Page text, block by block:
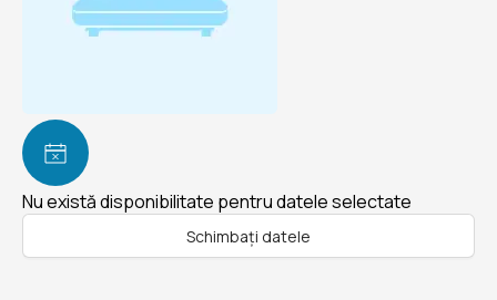
Nu există disponibilitate pentru datele selectate
Schimbați datele